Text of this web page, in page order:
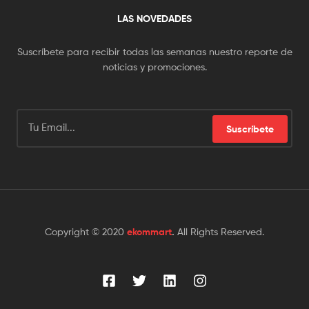
LAS NOVEDADES
Suscríbete para recibir todas las semanas nuestro reporte de
noticias y promociones.
Suscríbete
Copyright © 2020 ekommart. All Rights Reserved.